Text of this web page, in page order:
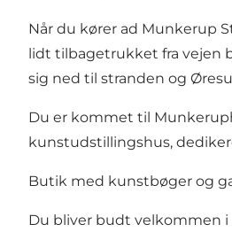
Når du kører ad Munkerup
lidt tilbagetrukket fra vejen
sig ned til stranden og
Du er kommet til
kunstudstillingshus,
Butik med kunstbøger og
Du bliver budt velkommen